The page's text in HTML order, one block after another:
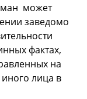
может
заведомо
фактах,
на
лица в